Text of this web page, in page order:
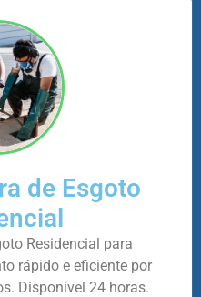
de Esgoto
Residencial para
rápido e eficiente por
Disponível 24 horas.